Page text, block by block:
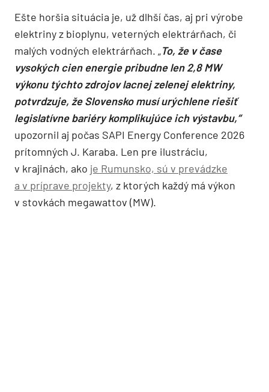
Ešte horšia situácia je, už dlhší čas, aj pri výrobe
elektriny z bioplynu, veterných elektrárňach, či
malých vodných elektrárňach. „To, že v čase
vysokých cien energie pribudne len 2,8 MW
výkonu týchto zdrojov lacnej zelenej elektriny,
potvrdzuje, že Slovensko musí urýchlene riešiť
legislatívne bariéry komplikujúce ich výstavbu,“
upozornil aj počas SAPI Energy Conference 2026
prítomných J. Karaba. Len pre ilustráciu,
v krajinách, ako je Rumunsko, sú v prevádzke
a v príprave projekty, z ktorých každý má výkon
v stovkách megawattov (MW).